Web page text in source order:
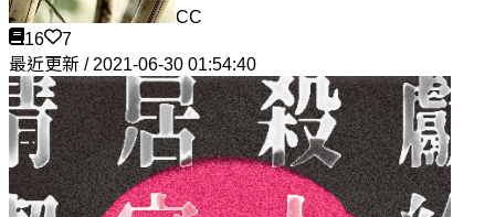
CC
16
7
最近更新 / 2021-06-30 01:54:40